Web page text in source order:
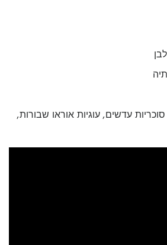
עדשים, עוגיות אוראו שבורות,